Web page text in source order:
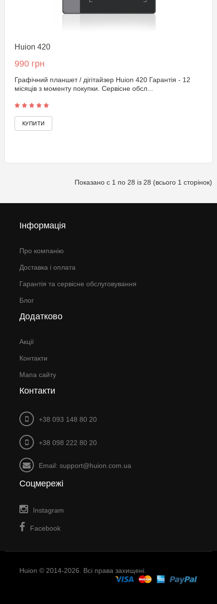
Huion 420
990 грн
Графічний планшет / дігітайзер Huion 420 Гарантія - 12
місяців з моменту покупки. Сервісне обсл...
Показано с 1 по 28 із 28 (всього 1 сторінок)
Інформація
Про компанію
Доставка і оплата
Гарантія та сервісне обслуговування
Блог
Додатково
Акції
Контакти
Мапа сайту
Контакти
+38 093 148 80 20
+38 098 222 80 20
Email: support@huion.com.ua
Соцмережі
Instagram
Facebook
Huion © 2014-2026. Всі права захищені.